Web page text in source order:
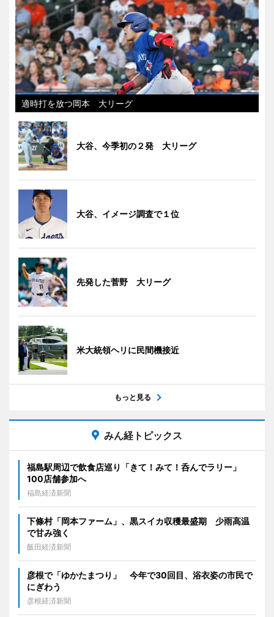
適時打を放つ岡本 大リーグ
大谷、今季初の２発 大リーグ
大谷、イメージ調査で１位
先発した菅野 大リーグ
米大統領ヘリに民間機接近
もっと見る
みん経トピックス
福島駅周辺で飲食店巡り「きて！みて！呑んでラリー」
100店舗参加へ
福島経済新聞
下條村「岡本ファーム」、黒スイカ収穫最盛期 少雨高温
で甘み強く
飯田経済新聞
彦根で「ゆかたまつり」 今年で30回目、浴衣姿の市民で
にぎわう
彦根経済新聞